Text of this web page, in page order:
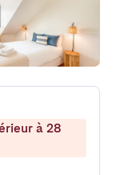
à 28